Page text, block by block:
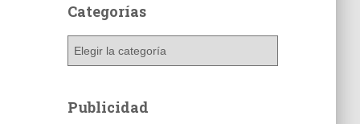
Categorías
g
Publicidad